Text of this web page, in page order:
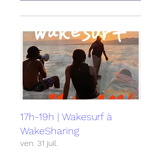
17h-19h | Wakesurf à
WakeSharing
ven. 31 juil.